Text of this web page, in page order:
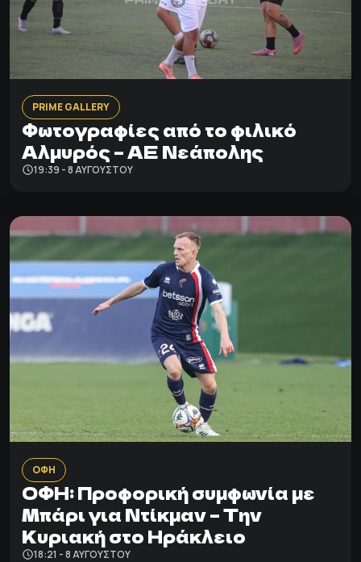
PRIME GALLERY
Φωτογραφίες από το φιλικό
Αλμυρός – ΑΕ Νεάπολης
19:39 - 8 ΑΥΓΟΎΣΤΟΥ
ΟΦΗ
ΟΦΗ: Προφορική συμφωνία με
Μπάρι για Ντίκμαν – Την
Κυριακή στο Ηράκλειο
18:21 - 8 ΑΥΓΟΎΣΤΟΥ